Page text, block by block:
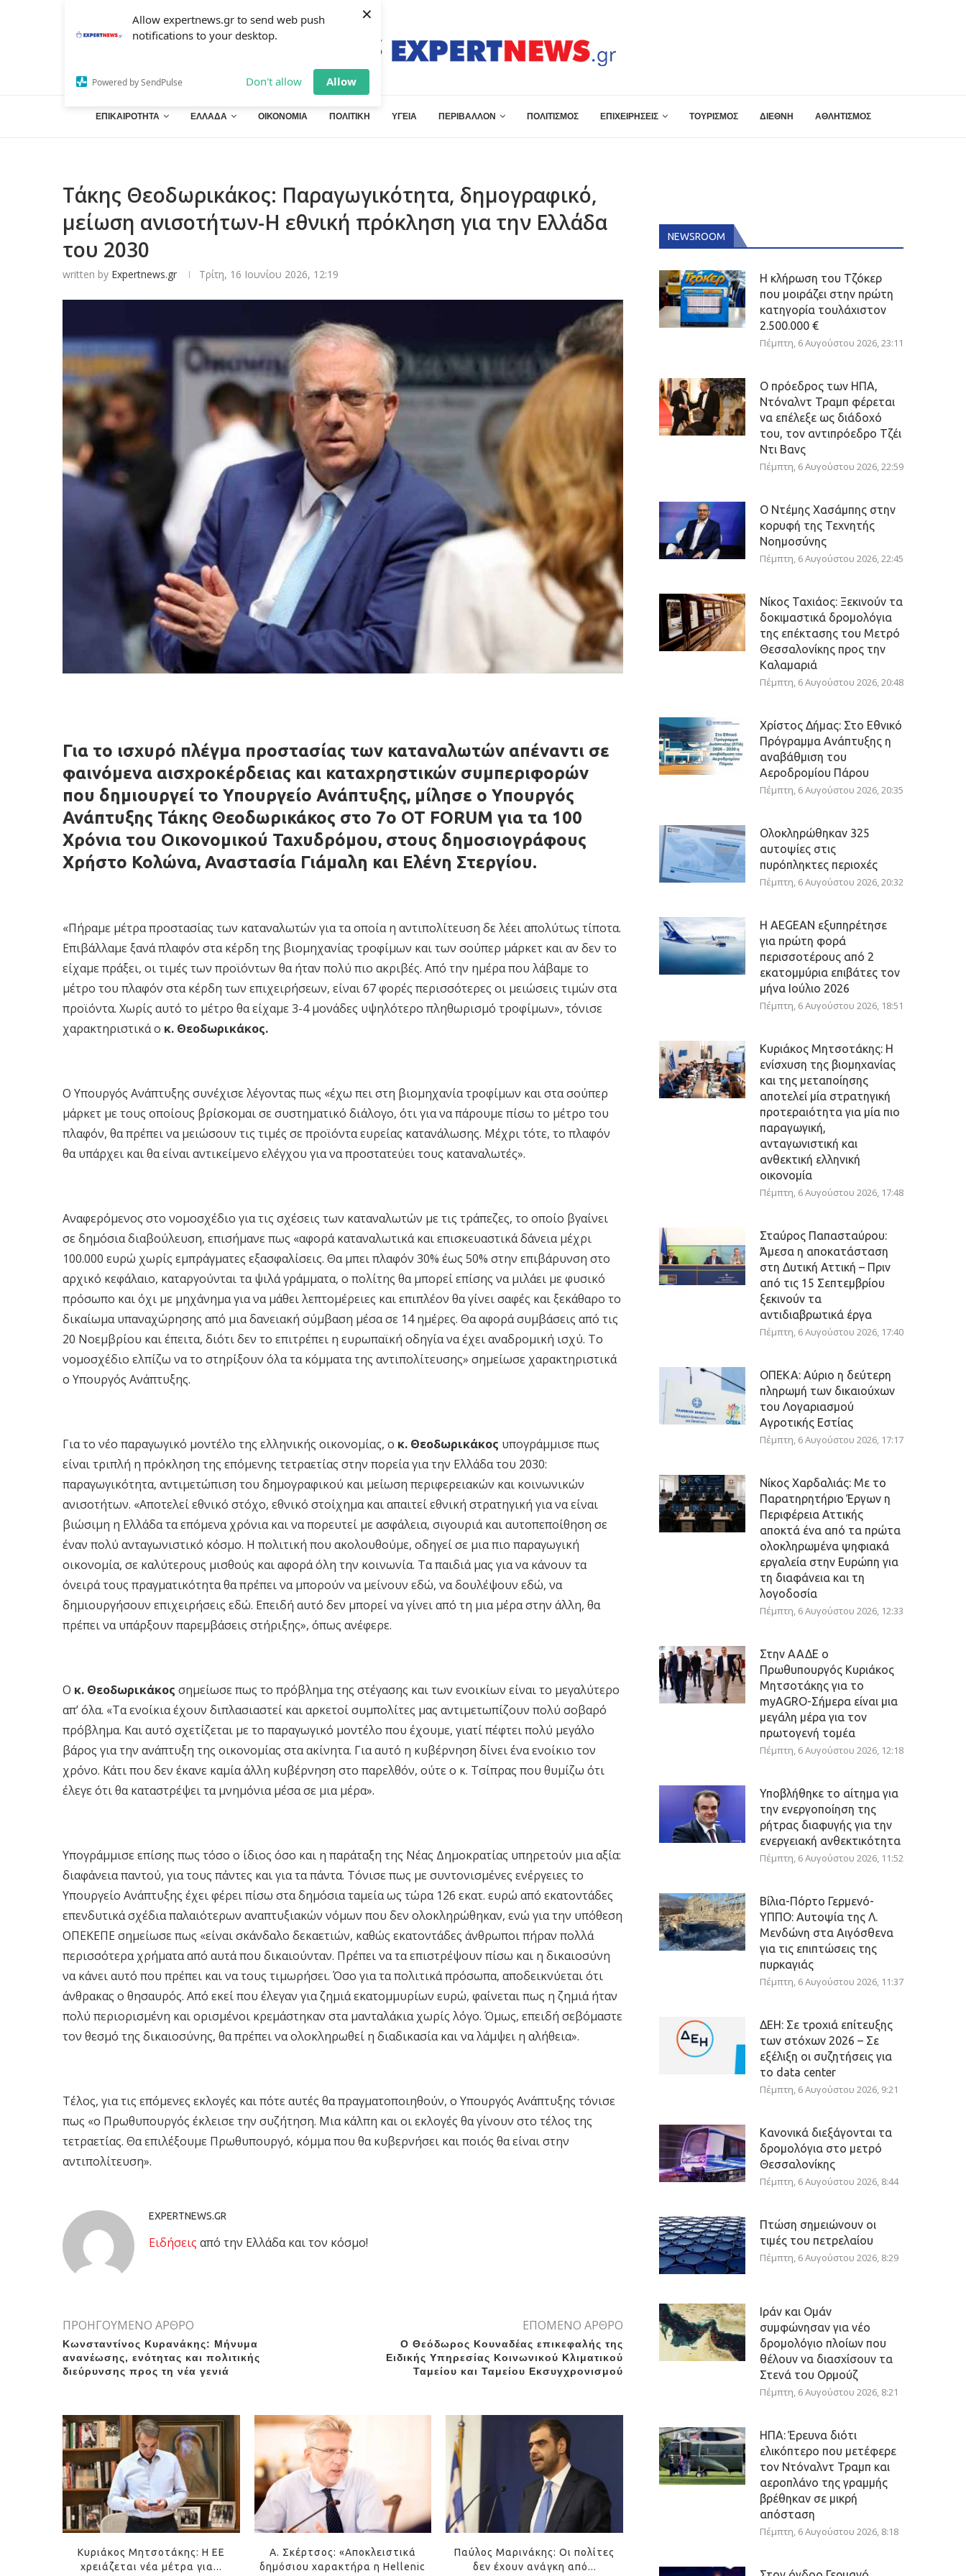
Allow expertnews.gr to send web push
notifications to your desktop.
Powered by SendPulse Don't allow Allow
×
ΕΠΙΚΑΙΡΟΤΗΤΑ ΕΛΛΑΔΑ ΟΙΚΟΝΟΜΙΑ ΠΟΛΙΤΙΚΗ ΥΓΕΙΑ ΠΕΡΙΒΑΛΛΟΝ ΠΟΛΙΤΙΣΜΟΣ ΕΠΙΧΕΙΡΗΣΕΙΣ ΤΟΥΡΙΣΜΟΣ ΔΙΕΘΝΗ ΑΘΛΗΤΙΣΜΟΣ
Τάκης Θεοδωρικάκος: Παραγωγικότητα, δημογραφικό,
μείωση ανισοτήτων-Η εθνική πρόκληση για την Ελλάδα
του 2030
written by Expertnews.gr Τρίτη, 16 Ιουνίου 2026, 12:19
Για το ισχυρό πλέγμα προστασίας των καταναλωτών απέναντι σε
φαινόμενα αισχροκέρδειας και καταχρηστικών συμπεριφορών
που δημιουργεί το Υπουργείο Ανάπτυξης, μίλησε ο Υπουργός
Ανάπτυξης Τάκης Θεοδωρικάκος στο 7ο OT FORUM για τα 100
Χρόνια του Οικονομικού Ταχυδρόμου, στους δημοσιογράφους
Χρήστο Κολώνα, Αναστασία Γιάμαλη και Ελένη Στεργίου.
«Πήραμε μέτρα προστασίας των καταναλωτών για τα οποία η αντιπολίτευση δε λέει απολύτως τίποτα.
Επιβάλλαμε ξανά πλαφόν στα κέρδη της βιομηχανίας τροφίμων και των σούπερ μάρκετ και αν δεν το
είχαμε πράξει, οι τιμές των προϊόντων θα ήταν πολύ πιο ακριβές. Από την ημέρα που λάβαμε το
μέτρο του πλαφόν στα κέρδη των επιχειρήσεων, είναι 67 φορές περισσότερες οι μειώσεις τιμών στα
προϊόντα. Χωρίς αυτό το μέτρο θα είχαμε 3-4 μονάδες υψηλότερο πληθωρισμό τροφίμων», τόνισε
χαρακτηριστικά ο κ. Θεοδωρικάκος.
Ο Υπουργός Ανάπτυξης συνέχισε λέγοντας πως «έχω πει στη βιομηχανία τροφίμων και στα σούπερ
μάρκετ με τους οποίους βρίσκομαι σε συστηματικό διάλογο, ότι για να πάρουμε πίσω το μέτρο του
πλαφόν, θα πρέπει να μειώσουν τις τιμές σε προϊόντα ευρείας κατανάλωσης. Μέχρι τότε, το πλαφόν
θα υπάρχει και θα είναι αντικείμενο ελέγχου για να προστατεύει τους καταναλωτές».
Αναφερόμενος στο νομοσχέδιο για τις σχέσεις των καταναλωτών με τις τράπεζες, το οποίο βγαίνει
σε δημόσια διαβούλευση, επισήμανε πως «αφορά καταναλωτικά και επισκευαστικά δάνεια μέχρι
100.000 ευρώ χωρίς εμπράγματες εξασφαλίσεις. Θα μπει πλαφόν 30% έως 50% στην επιβάρυνση στο
αρχικό κεφάλαιο, καταργούνται τα ψιλά γράμματα, ο πολίτης θα μπορεί επίσης να μιλάει με φυσικό
πρόσωπο και όχι με μηχάνημα για να μάθει λεπτομέρειες και επιπλέον θα γίνει σαφές και ξεκάθαρο το
δικαίωμα υπαναχώρησης από μια δανειακή σύμβαση μέσα σε 14 ημέρες. Θα αφορά συμβάσεις από τις
20 Νοεμβρίου και έπειτα, διότι δεν το επιτρέπει η ευρωπαϊκή οδηγία να έχει αναδρομική ισχύ. Το
νομοσχέδιο ελπίζω να το στηρίξουν όλα τα κόμματα της αντιπολίτευσης» σημείωσε χαρακτηριστικά
ο Υπουργός Ανάπτυξης.
Για το νέο παραγωγικό μοντέλο της ελληνικής οικονομίας, ο κ. Θεοδωρικάκος υπογράμμισε πως
είναι τριπλή η πρόκληση της επόμενης τετραετίας στην πορεία για την Ελλάδα του 2030:
παραγωγικότητα, αντιμετώπιση του δημογραφικού και μείωση περιφερειακών και κοινωνικών
ανισοτήτων. «Αποτελεί εθνικό στόχο, εθνικό στοίχημα και απαιτεί εθνική στρατηγική για να είναι
βιώσιμη η Ελλάδα τα επόμενα χρόνια και να πορευτεί με ασφάλεια, σιγουριά και αυτοπεποίθηση σε
έναν πολύ ανταγωνιστικό κόσμο. Η πολιτική που ακολουθούμε, οδηγεί σε μια πιο παραγωγική
οικονομία, σε καλύτερους μισθούς και αφορά όλη την κοινωνία. Τα παιδιά μας για να κάνουν τα
όνειρά τους πραγματικότητα θα πρέπει να μπορούν να μείνουν εδώ, να δουλέψουν εδώ, να
δημιουργήσουν επιχειρήσεις εδώ. Επειδή αυτό δεν μπορεί να γίνει από τη μια μέρα στην άλλη, θα
πρέπει να υπάρξουν παρεμβάσεις στήριξης», όπως ανέφερε.
Ο κ. Θεοδωρικάκος σημείωσε πως το πρόβλημα της στέγασης και των ενοικίων είναι το μεγαλύτερο
απ’ όλα. «Τα ενοίκια έχουν διπλασιαστεί και αρκετοί συμπολίτες μας αντιμετωπίζουν πολύ σοβαρό
πρόβλημα. Και αυτό σχετίζεται με το παραγωγικό μοντέλο που έχουμε, γιατί πέφτει πολύ μεγάλο
βάρος για την ανάπτυξη της οικονομίας στα ακίνητα. Για αυτό η κυβέρνηση δίνει ένα ενοίκιο τον
χρόνο. Κάτι που δεν έκανε καμία άλλη κυβέρνηση στο παρελθόν, ούτε ο κ. Τσίπρας που θυμίζω ότι
έλεγε ότι θα καταστρέψει τα μνημόνια μέσα σε μια μέρα».
Υπογράμμισε επίσης πως τόσο ο ίδιος όσο και η παράταξη της Νέας Δημοκρατίας υπηρετούν μια αξία:
διαφάνεια παντού, για τους πάντες και για τα πάντα. Τόνισε πως με συντονισμένες ενέργειες το
Υπουργείο Ανάπτυξης έχει φέρει πίσω στα δημόσια ταμεία ως τώρα 126 εκατ. ευρώ από εκατοντάδες
επενδυτικά σχέδια παλαιότερων αναπτυξιακών νόμων που δεν ολοκληρώθηκαν, ενώ για την υπόθεση
ΟΠΕΚΕΠΕ σημείωσε πως «είναι σκάνδαλο δεκαετιών, καθώς εκατοντάδες άνθρωποι πήραν πολλά
περισσότερα χρήματα από αυτά που δικαιούνταν. Πρέπει να τα επιστρέψουν πίσω και η δικαιοσύνη
να κάνει αυτό που πρέπει και να τους τιμωρήσει. Όσο για τα πολιτικά πρόσωπα, αποδεικνύεται ότι
άνθρακας ο θησαυρός. Από εκεί που έλεγαν για ζημιά εκατομμυρίων ευρώ, φαίνεται πως η ζημιά ήταν
πολύ περιορισμένη και ορισμένοι κρεμάστηκαν στα μανταλάκια χωρίς λόγο. Όμως, επειδή σεβόμαστε
τον θεσμό της δικαιοσύνης, θα πρέπει να ολοκληρωθεί η διαδικασία και να λάμψει η αλήθεια».
Τέλος, για τις επόμενες εκλογές και πότε αυτές θα πραγματοποιηθούν, ο Υπουργός Ανάπτυξης τόνισε
πως «ο Πρωθυπουργός έκλεισε την συζήτηση. Μια κάλπη και οι εκλογές θα γίνουν στο τέλος της
τετραετίας. Θα επιλέξουμε Πρωθυπουργό, κόμμα που θα κυβερνήσει και ποιός θα είναι στην
αντιπολίτευση».
EXPERTNEWS.GR
Eιδήσεις από την Ελλάδα και τον κόσμο!
ΠΡΟΗΓΟΥΜΕΝΟ ΑΡΘΡΟ
Κωνσταντίνος Κυρανάκης: Μήνυμα
ανανέωσης, ενότητας και πολιτικής
διεύρυνσης προς τη νέα γενιά
ΕΠΟΜΕΝΟ ΑΡΘΡΟ
Ο Θεόδωρος Κουναδέας επικεφαλής της
Ειδικής Υπηρεσίας Κοινωνικού Κλιματικού
Ταμείου και Ταμείου Εκσυγχρονισμού
Κυριάκος Μητσοτάκης: Η ΕΕ
χρειάζεται νέα μέτρα για...
Α. Σκέρτσος: «Αποκλειστικά
δημόσιου χαρακτήρα η Hellenic
Παύλος Μαρινάκης: Οι πολίτες
δεν έχουν ανάγκη από...
NEWSROOM
Η κλήρωση του Τζόκερ
που μοιράζει στην πρώτη
κατηγορία τουλάχιστον
2.500.000 €
Πέμπτη, 6 Αυγούστου 2026, 23:11
Ο πρόεδρος των ΗΠΑ,
Ντόναλντ Τραμπ φέρεται
να επέλεξε ως διάδοχό
του, τον αντιπρόεδρο Τζέι
Ντι Βανς
Πέμπτη, 6 Αυγούστου 2026, 22:59
Ο Ντέμης Χασάμπης στην
κορυφή της Τεχνητής
Νοημοσύνης
Πέμπτη, 6 Αυγούστου 2026, 22:45
Νίκος Ταχιάος: Ξεκινούν τα
δοκιμαστικά δρομολόγια
της επέκτασης του Μετρό
Θεσσαλονίκης προς την
Καλαμαριά
Πέμπτη, 6 Αυγούστου 2026, 20:48
Χρίστος Δήμας: Στο Εθνικό
Πρόγραμμα Ανάπτυξης η
αναβάθμιση του
Αεροδρομίου Πάρου
Πέμπτη, 6 Αυγούστου 2026, 20:35
Ολοκληρώθηκαν 325
αυτοψίες στις
πυρόπληκτες περιοχές
Πέμπτη, 6 Αυγούστου 2026, 20:32
Η AEGEAN εξυπηρέτησε
για πρώτη φορά
περισσοτέρους από 2
εκατομμύρια επιβάτες τον
μήνα Ιούλιο 2026
Πέμπτη, 6 Αυγούστου 2026, 18:51
Κυριάκος Μητσοτάκης: Η
ενίσχυση της βιομηχανίας
και της μεταποίησης
αποτελεί μία στρατηγική
προτεραιότητα για μία πιο
παραγωγική,
ανταγωνιστική και
ανθεκτική ελληνική
οικονομία
Πέμπτη, 6 Αυγούστου 2026, 17:48
Σταύρος Παπασταύρου:
Άμεσα η αποκατάσταση
στη Δυτική Αττική – Πριν
από τις 15 Σεπτεμβρίου
ξεκινούν τα
αντιδιαβρωτικά έργα
Πέμπτη, 6 Αυγούστου 2026, 17:40
ΟΠΕΚΑ: Αύριο η δεύτερη
πληρωμή των δικαιούχων
του Λογαριασμού
Αγροτικής Εστίας
Πέμπτη, 6 Αυγούστου 2026, 17:17
Νίκος Χαρδαλιάς: Με το
Παρατηρητήριο Έργων η
Περιφέρεια Αττικής
αποκτά ένα από τα πρώτα
ολοκληρωμένα ψηφιακά
εργαλεία στην Ευρώπη για
τη διαφάνεια και τη
λογοδοσία
Πέμπτη, 6 Αυγούστου 2026, 12:33
Στην ΑΑΔΕ ο
Πρωθυπουργός Κυριάκος
Μητσοτάκης για το
myAGRO-Σήμερα είναι μια
μεγάλη μέρα για τον
πρωτογενή τομέα
Πέμπτη, 6 Αυγούστου 2026, 12:18
Υποβλήθηκε το αίτημα για
την ενεργοποίηση της
ρήτρας διαφυγής για την
ενεργειακή ανθεκτικότητα
Πέμπτη, 6 Αυγούστου 2026, 11:52
Βίλια-Πόρτο Γερμενό-
ΥΠΠΟ: Αυτοψία της Λ.
Μενδώνη στα Αιγόσθενα
για τις επιπτώσεις της
πυρκαγιάς
Πέμπτη, 6 Αυγούστου 2026, 11:37
ΔΕΗ: Σε τροχιά επίτευξης
των στόχων 2026 – Σε
εξέλιξη οι συζητήσεις για
το data center
Πέμπτη, 6 Αυγούστου 2026, 9:21
Κανονικά διεξάγονται τα
δρομολόγια στο μετρό
Θεσσαλονίκης
Πέμπτη, 6 Αυγούστου 2026, 8:44
Πτώση σημειώνουν οι
τιμές του πετρελαίου
Πέμπτη, 6 Αυγούστου 2026, 8:29
Ιράν και Ομάν
συμφώνησαν για νέο
δρομολόγιο πλοίων που
θέλουν να διασχίσουν τα
Στενά του Ορμούζ
Πέμπτη, 6 Αυγούστου 2026, 8:21
ΗΠΑ: Έρευνα διότι
ελικόπτερο που μετέφερε
τον Ντόναλντ Τραμπ και
αεροπλάνο της γραμμής
βρέθηκαν σε μικρή
απόσταση
Πέμπτη, 6 Αυγούστου 2026, 8:18